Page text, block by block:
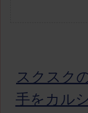
スクスク
手をカル